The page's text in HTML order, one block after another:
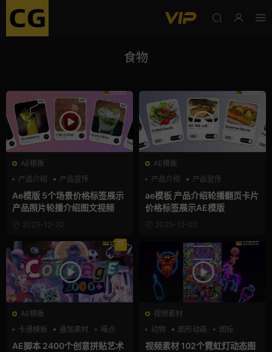
食物
AE模板
产品介绍
产品宣传
产品展示
Ae模版 5个场景价格标签展示
产品照片轮播介绍图文视频
2025-12-20
AE模板
产品介绍
产品宣传
产品展示
ae模板 产品介绍轮播翻页卡片
价格标签展示AE模版
2025-12-02
AE模板
卡通模板
叠加素材 噪点
AE脚本 2400个创意拼贴艺术
荐
视频素材
动物
图形动画 图标
视频素材 102个霓虹灯动态图